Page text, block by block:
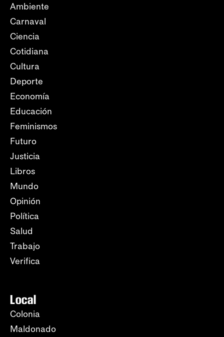
Ambiente
Carnaval
Ciencia
Cotidiana
Cultura
Deporte
Economía
Educación
Feminismos
Futuro
Justicia
Libros
Mundo
Opinión
Política
Salud
Trabajo
Verifica
Local
Colonia
Maldonado